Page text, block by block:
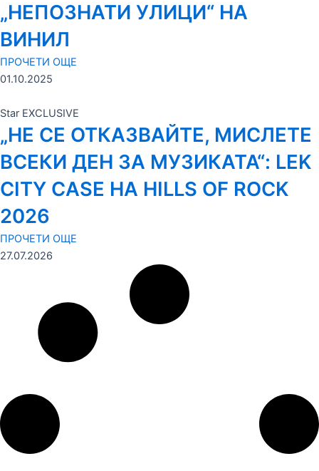
„НЕПОЗНАТИ УЛИЦИ“ НА
ВИНИЛ
ПРОЧЕТИ ОЩЕ
01.10.2025
Star EXCLUSIVE
„НЕ СЕ ОТКАЗВАЙТЕ, МИСЛЕТЕ
ВСЕКИ ДЕН ЗА МУЗИКАТА“: LEK
CITY CASE НА HILLS OF ROCK
2026
ПРОЧЕТИ ОЩЕ
27.07.2026